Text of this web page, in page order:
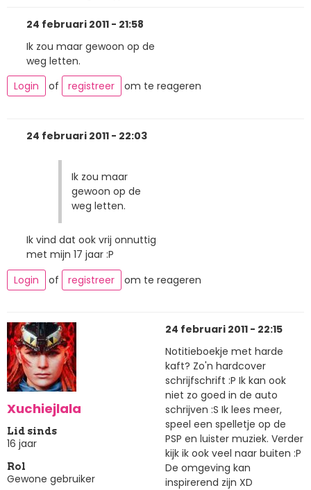
24 februari 2011 - 21:58
Ik zou maar gewoon op de
weg letten.
Login
of registreer om te reageren
24 februari 2011 - 22:03
Ik zou maar
gewoon op de
weg letten.
Ik vind dat ook vrij onnuttig
met mijn 17 jaar :P
Login
of registreer om te reageren
Xuchiejlala
Lid sinds
16 jaar
Rol
Gewone gebruiker
24 februari 2011 - 22:15
Notitieboekje met harde
kaft? Zo'n hardcover
schrijfschrift :P Ik kan ook
niet zo goed in de auto
schrijven :S Ik lees meer,
speel een spelletje op de
PSP en luister muziek. Verder
kijk ik ook veel naar buiten :P
De omgeving kan
inspirerend zijn XD